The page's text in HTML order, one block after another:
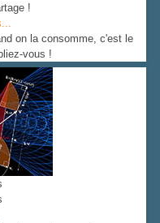
!
on la consomme, c'est le
vous !